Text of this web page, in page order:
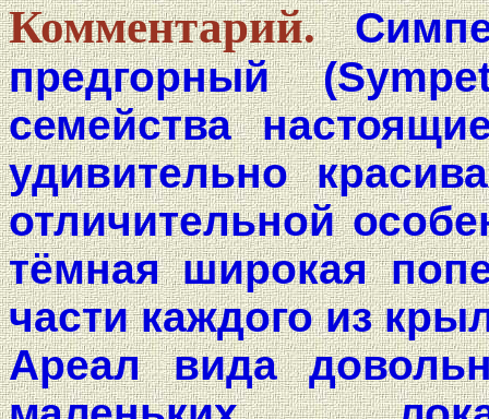
Комментарий.
предгорный
семейства
удивительно
отличительной
тёмная широкая
части каждого из
Ареал вида